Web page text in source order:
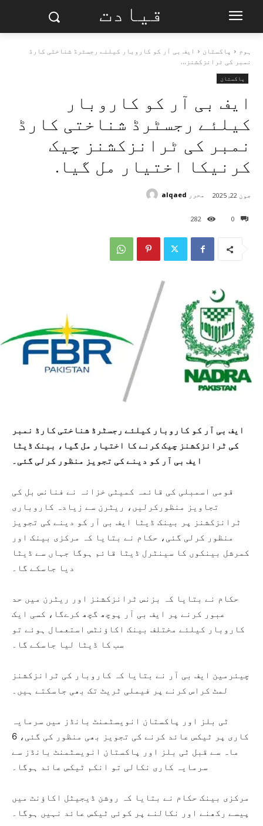
قیادت
ہوم پاکستان
ایف بی آر کو کاروبار کیلئے رجسٹرڈ شناختی کارڈ
نمبر کی ٹرانزکشنز...
پاکستان
ایف بی آر کو کاروبار
کیلئے رجسٹرڈ شناختی کارڈ
نمبر کی ٹرانزکشنز چیک
کرنیکا اختیار مل گیا.
0
282
جون 22, 2025 محرر alqaed
ایف بی آر کو کاروبار کیلئے رجسٹرڈ شناختی کارڈ نمبر
کی ٹرانزکشنز چیک کرنے کا اختیار مل گیا، بینک ڈیٹا
ایف بی آر کو دینے کی تجویز منظور کرلی گئی۔
قومی اسمبلی کی قائمہ کمیٹی خزانہ نے فنانس بل کی
تجاویز منظورکرلیں، ریٹرن سے زیادہ کاروباری
ٹرانزکشنز پر بینک ڈیٹا ایف بی آر کو دینے کی تجویز
منظور کرلی گئی، حکام نے بتایا کہ مرکزی بینک اور
کمرشل بینکوں کا سینٹرل ڈیٹا قائم ہوگا جہاں سے ڈیٹا
دیا جاسکے گا۔
حکام نے بتایا کہ بزنس ٹرانزکشنز اور ریٹرن میں حد
عبور کرنے پر ایف بی آر پوچھ گچھ کرےگا، کسی ایک
کاروبار کیلئے مختلف بینک اکاؤنٹس استعمال ہوئے تو
سب کا ڈیٹا لیا جاسکے گا۔
چیئرمین ایف بی آر نے بتایا کہ کاروبار کی ٹرانزکشنز
لمٹ کراس کرنے پر فیملی ٹریٹ تک بھی جاسکتے ہیں۔
ٹی بلز اور پاکستان انویسٹمنٹ بانڈز میں سرمایہ
کاری پر ٹیکس عائد کرنے کی تجویز بھی منظور کی گئی، 6
ماہ سے قبل ٹی بلز اور پاکستان انویسٹمنٹ بانڈز سے
سرمایہ کاری نکالی تو انکم ٹیکس عائد ہوگا۔
مرکزی بینک حکام نے بتایا کہ روشن ڈیجیٹل اکاؤنٹ میں
پیسے رکھنے اور نکالنے پر کوئی ٹیکس عائد نہیں ہوگا۔